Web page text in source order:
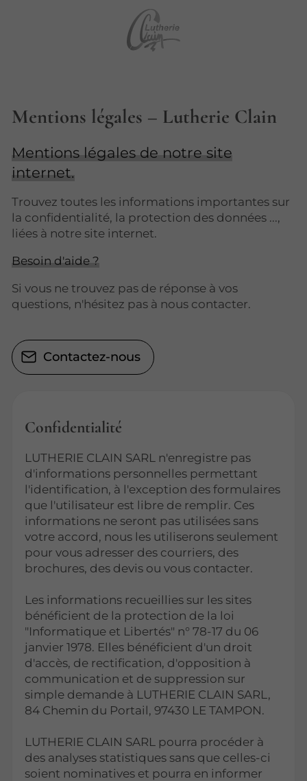
Mentions légales – Lutherie Clain
Mentions légales de notre site
internet.
Trouvez toutes les informations importantes sur
la confidentialité, la protection des données ...,
liées à notre site internet.
Besoin d'aide ?
Si vous ne trouvez pas de réponse à vos
questions, n'hésitez pas à nous contacter.
Contactez-nous
Confidentialité
LUTHERIE CLAIN SARL n'enregistre pas
d'informations personnelles permettant
l'identification, à l'exception des formulaires
que l'utilisateur est libre de remplir. Ces
informations ne seront pas utilisées sans
votre accord, nous les utiliserons seulement
pour vous adresser des courriers, des
brochures, des devis ou vous contacter.
Les informations recueillies sur les sites
bénéficient de la protection de la loi
"Informatique et Libertés" n° 78-17 du 06
janvier 1978. Elles bénéficient d'un droit
d'accès, de rectification, d'opposition à
communication et de suppression sur
simple demande à LUTHERIE CLAIN SARL,
84 Chemin du Portail, 97430 LE TAMPON.
LUTHERIE CLAIN SARL pourra procéder à
des analyses statistiques sans que celles-ci
soient nominatives et pourra en informer